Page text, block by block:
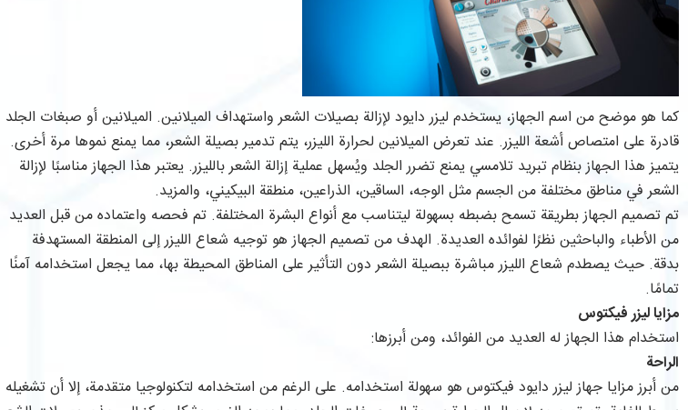
كما هو موضح من اسم الجهاز، يستخدم ليزر دايود لإزالة بصيلات الشعر واستهداف الميلانين. الميلانين أو صبغات الجلد
قادرة على امتصاص أشعة الليزر. عند تعرض الميلانين لحرارة الليزر، يتم تدمير بصيلة الشعر، مما يمنع نموها مرة أخرى.
يتميز هذا الجهاز بنظام تبريد تلامسي يمنع تضرر الجلد ويُسهل عملية إزالة الشعر بالليزر. يعتبر هذا الجهاز مناسبًا لإزالة
الشعر في مناطق مختلفة من الجسم مثل الوجه، الساقين، الذراعين، منطقة البيكيني، والمزيد.
تم تصميم الجهاز بطريقة تسمح بضبطه بسهولة ليتناسب مع أنواع البشرة المختلفة. تم فحصه واعتماده من قبل العديد
من الأطباء والباحثين نظرًا لفوائده العديدة. الهدف من تصميم الجهاز هو توجيه شعاع الليزر إلى المنطقة المستهدفة
بدقة. حيث يصطدم شعاع الليزر مباشرة ببصيلة الشعر دون التأثير على المناطق المحيطة بها، مما يجعل استخدامه آمنًا
تمامًا.
مزايا ليزر فيكتوس
استخدام هذا الجهاز له العديد من الفوائد، ومن أبرزها:
الراحة
من أبرز مزايا جهاز ليزر دايود فيكتوس هو سهولة استخدامه. على الرغم من استخدامه لتكنولوجيا متقدمة، إلا أن تشغيله